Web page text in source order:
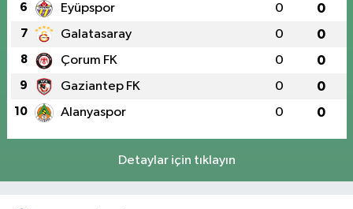
6 Eyüpspor 0 0
7 Galatasaray 0 0
8 Çorum FK 0 0
9 Gaziantep FK 0 0
10 Alanyaspor 0 0
Detaylar için tıklayın